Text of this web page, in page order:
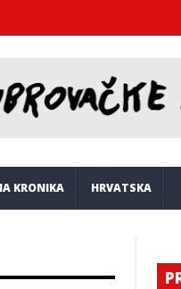
od zrcala DHMZ
KRONIKA HRVATSKA